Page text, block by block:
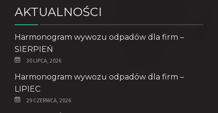
AKTUALNOŚCI
Harmonogram wywozu odpadów dla firm –
SIERPIEŃ
30 LIPCA, 2026
Harmonogram wywozu odpadów dla firm –
LIPIEC
29 CZERWCA, 2026